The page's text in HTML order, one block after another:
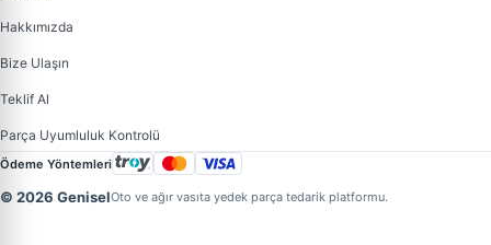
Hakkımızda
Bize Ulaşın
Teklif Al
Parça Uyumluluk Kontrolü
Ödeme Yöntemleri
© 2026 GeniselOto ve ağır vasıta yedek parça tedarik platformu.